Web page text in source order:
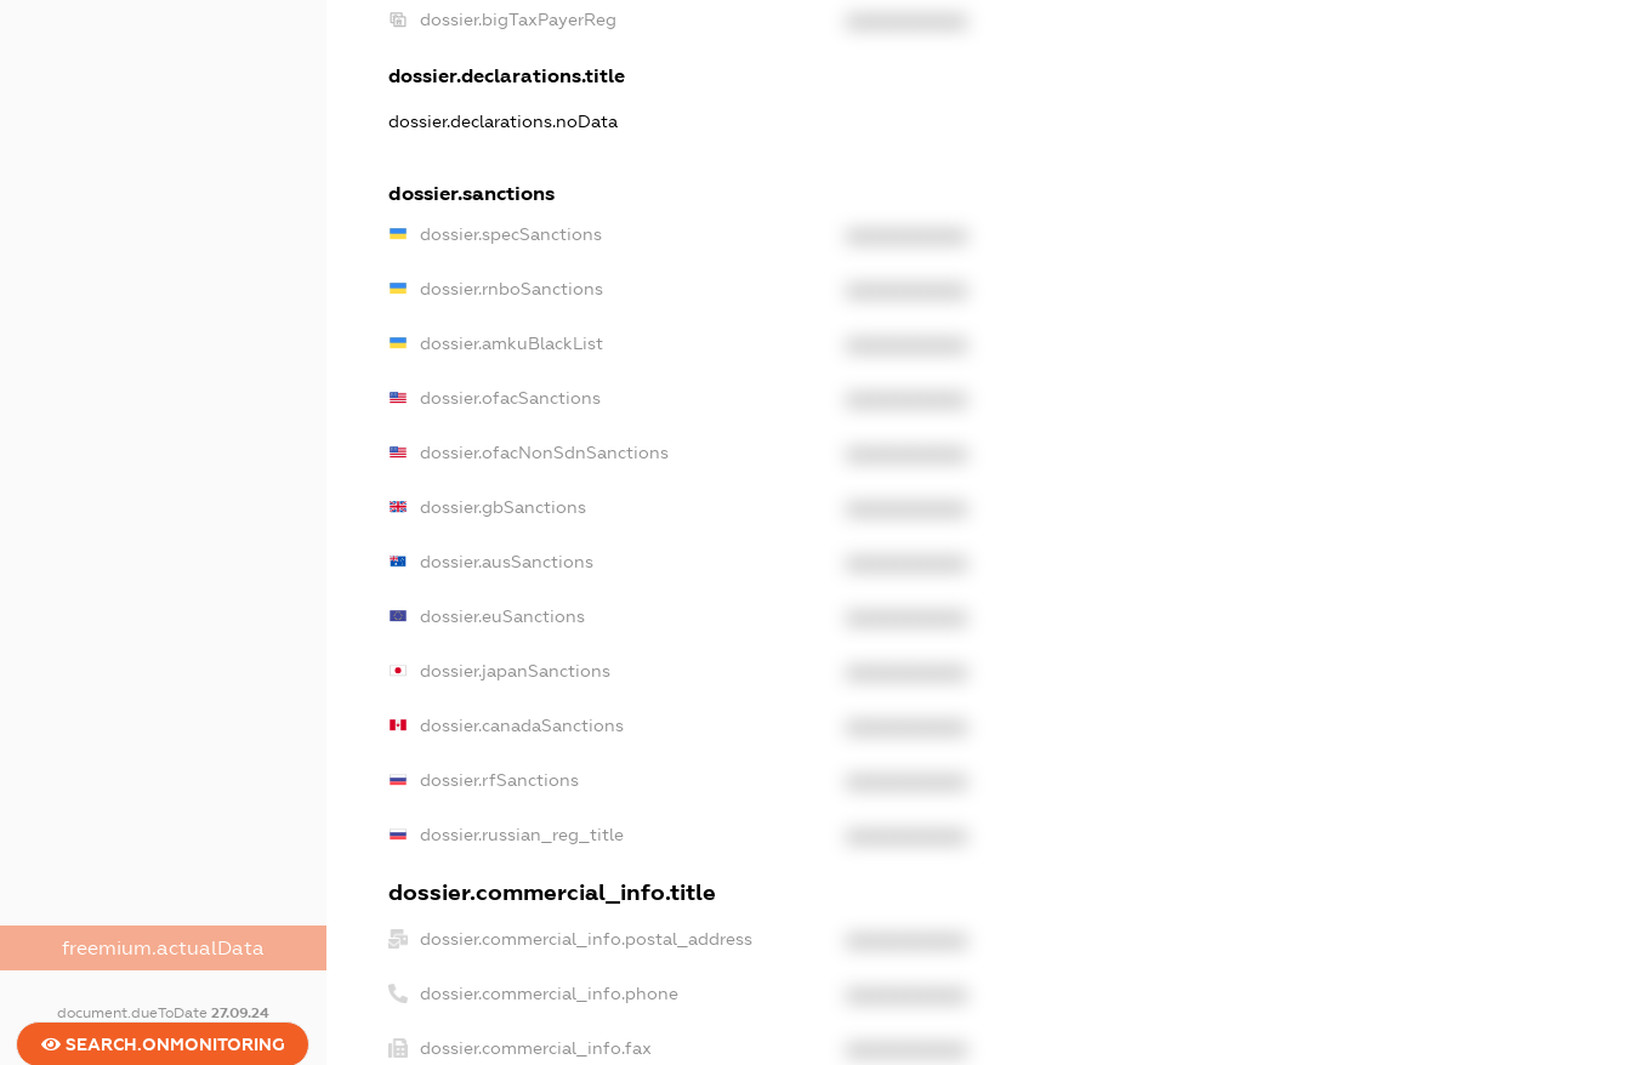
freemium.actualData
document.dueToDate 27.09.24
SEARCH.ONMONITORING
dossier.bigTaxPayerReg
dossier.declarations.title
dossier.declarations.noData
dossier.sanctions
dossier.specSanctions
dossier.rnboSanctions
dossier.amkuBlackList
dossier.ofacSanctions
dossier.ofacNonSdnSanctions
dossier.gbSanctions
dossier.ausSanctions
dossier.euSanctions
dossier.japanSanctions
dossier.canadaSanctions
dossier.rfSanctions
dossier.russian_reg_title
dossier.commercial_info.title
dossier.commercial_info.postal_address
dossier.commercial_info.phone
dossier.commercial_info.fax